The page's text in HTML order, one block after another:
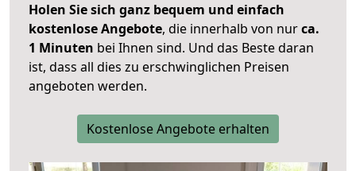
Holen Sie sich ganz bequem und einfach
kostenlose Angebote, die innerhalb von nurca.
1 Minuten bei Ihnen sind. Und das Beste daran
ist, dass all dies zu erschwinglichen Preisen
angeboten werden.
Kostenlose Angebote erhalten